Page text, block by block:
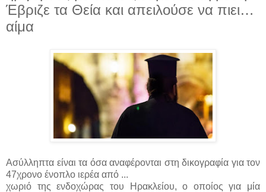
Έβριζε τα Θεία και απειλούσε να πιει…
αίμα
Ασύλληπτα είναι τα όσα αναφέρονται στη δικογραφία για τον
47χρονο ένοπλο ιερέα από ...
χωριό της ενδοχώρας του Ηρακλείου, ο οποίος για μία